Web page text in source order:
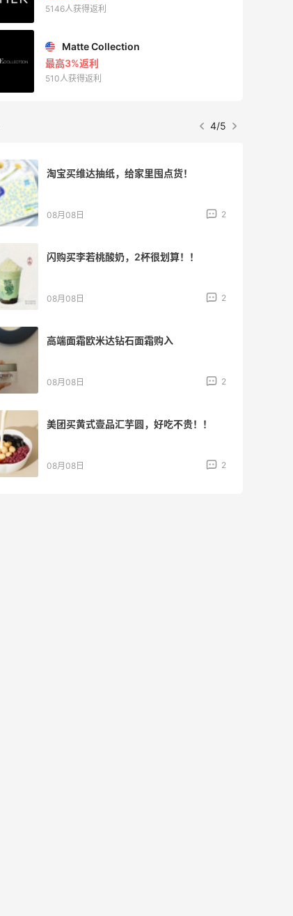
5146人获得返利
Matte Collection
最高3%返利
510人获得返利
4/5
淘宝买维达抽纸，给家里囤点货！
08月08日 2
闪购买李若桃酸奶，2杯很划算！！
08月08日 2
高端面霜欧米达钻石面霜购入
08月08日 2
美团买黄式壹品汇芋圆，好吃不贵！！
08月08日 2